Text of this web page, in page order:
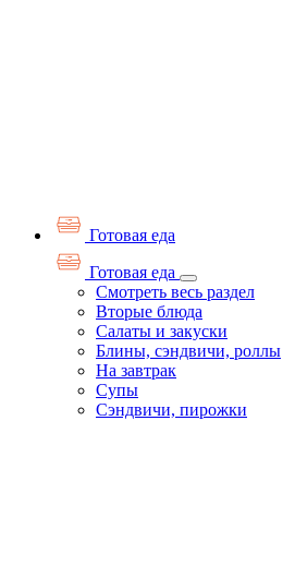
Готовая еда
Готовая еда
Смотреть весь раздел
Вторые блюда
Салаты и закуски
Блины, сэндвичи, роллы
На завтрак
Супы
Сэндвичи, пирожки